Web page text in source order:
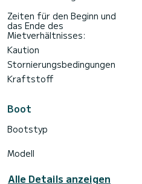
Zeiten für den Beginn und
das Ende des
Mietverhältnisses:
Kaution
Stornierungsbedingungen
Kraftstoff
Boot
Bootstyp
Modell
Alle Details anzeigen